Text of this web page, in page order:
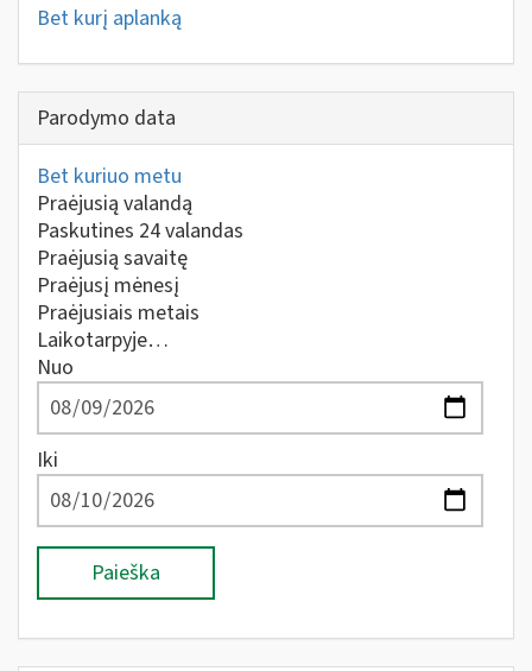
Bet kurį aplanką
Parodymo data
Bet kuriuo metu
Praėjusią valandą
Paskutines 24 valandas
Praėjusią savaitę
Praėjusį mėnesį
Praėjusiais metais
Laikotarpyje…
Nuo
Iki
Paieška